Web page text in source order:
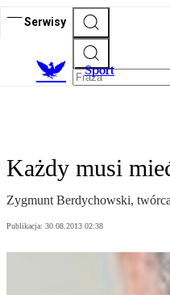
Serwisy
Sport
Każdy musi
Zygmunt Berdychowski,
Publikacja: 30.08.2013 02:38